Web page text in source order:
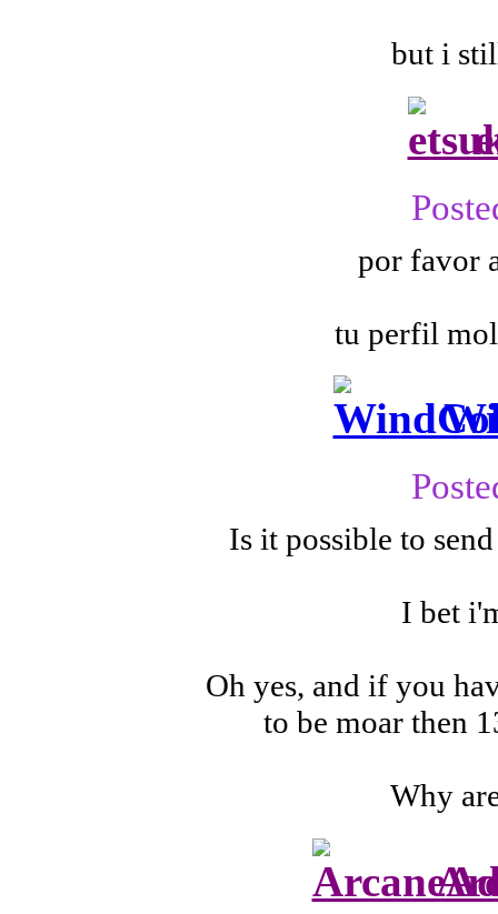
but i
por favor
tu perfil
Is it possible to
I bet
Oh yes, and if you
to be moar then
Why